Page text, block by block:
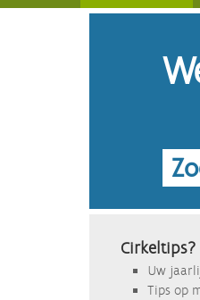
Cirkeltips?
Uw
Tips op